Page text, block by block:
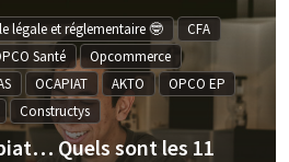
légale et réglementaire 🤓
CFA
Santé
Opcommerce
OCAPIAT AKTO
OPCO EP
Constructys
Quels sont les 11